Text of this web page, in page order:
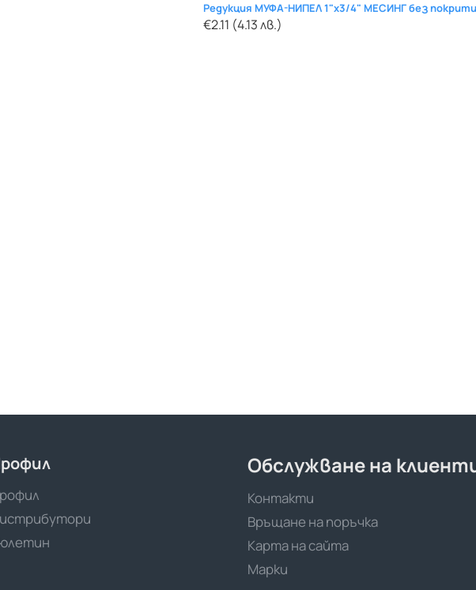
Редукция МУФА-НИПЕЛ 1"х3/4" МЕСИНГ без
€2.11 (4.13 лв.)
Обслужване на
Контакти
Връщане на поръчка
Карта на сайта
Марки